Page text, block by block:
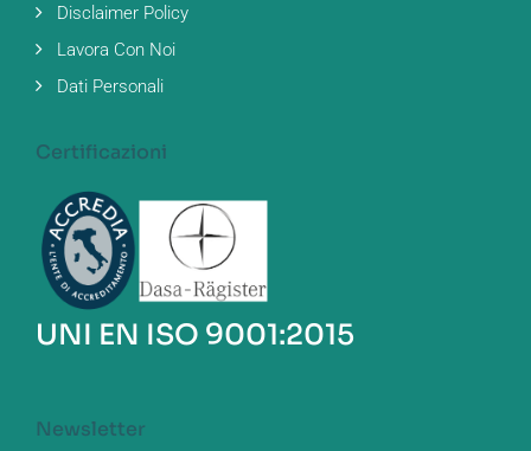
Disclaimer Policy
Lavora Con Noi
Dati Personali
Certificazioni
UNI EN ISO 9001:2015
Newsletter